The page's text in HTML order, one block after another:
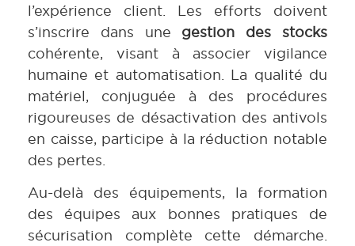
l’expérience client. Les efforts doivent
s’inscrire dans une gestion des stocks
cohérente, visant à associer vigilance
humaine et automatisation. La qualité du
matériel, conjuguée à des procédures
rigoureuses de désactivation des antivols
en caisse, participe à la réduction notable
des pertes.
Au-delà des équipements, la formation
des équipes aux bonnes pratiques de
sécurisation complète cette démarche.